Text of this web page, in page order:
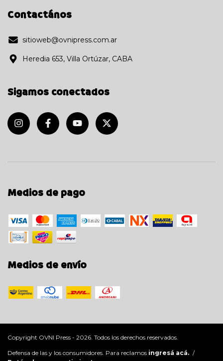
Contactános
sitioweb@ovnipress.com.ar
Heredia 653, Villa Ortúzar, CABA
Sigamos conectados
Medios de pago
Medios de envío
Copyright OVNI Press - 2026. Todos los derechos reservados.
Defensa de las y los consumidores. Para reclamos ingresá acá. /